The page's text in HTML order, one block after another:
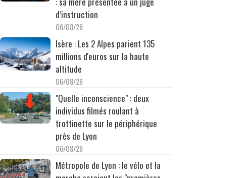
d’instruction
06/08/26
Isère : Les 2 Alpes parient 135
millions d'euros sur la haute
altitude
06/08/26
"Quelle inconscience" : deux
individus filmés roulant à
trottinette sur le périphérique
près de Lyon
06/08/26
Métropole de Lyon : le vélo et la